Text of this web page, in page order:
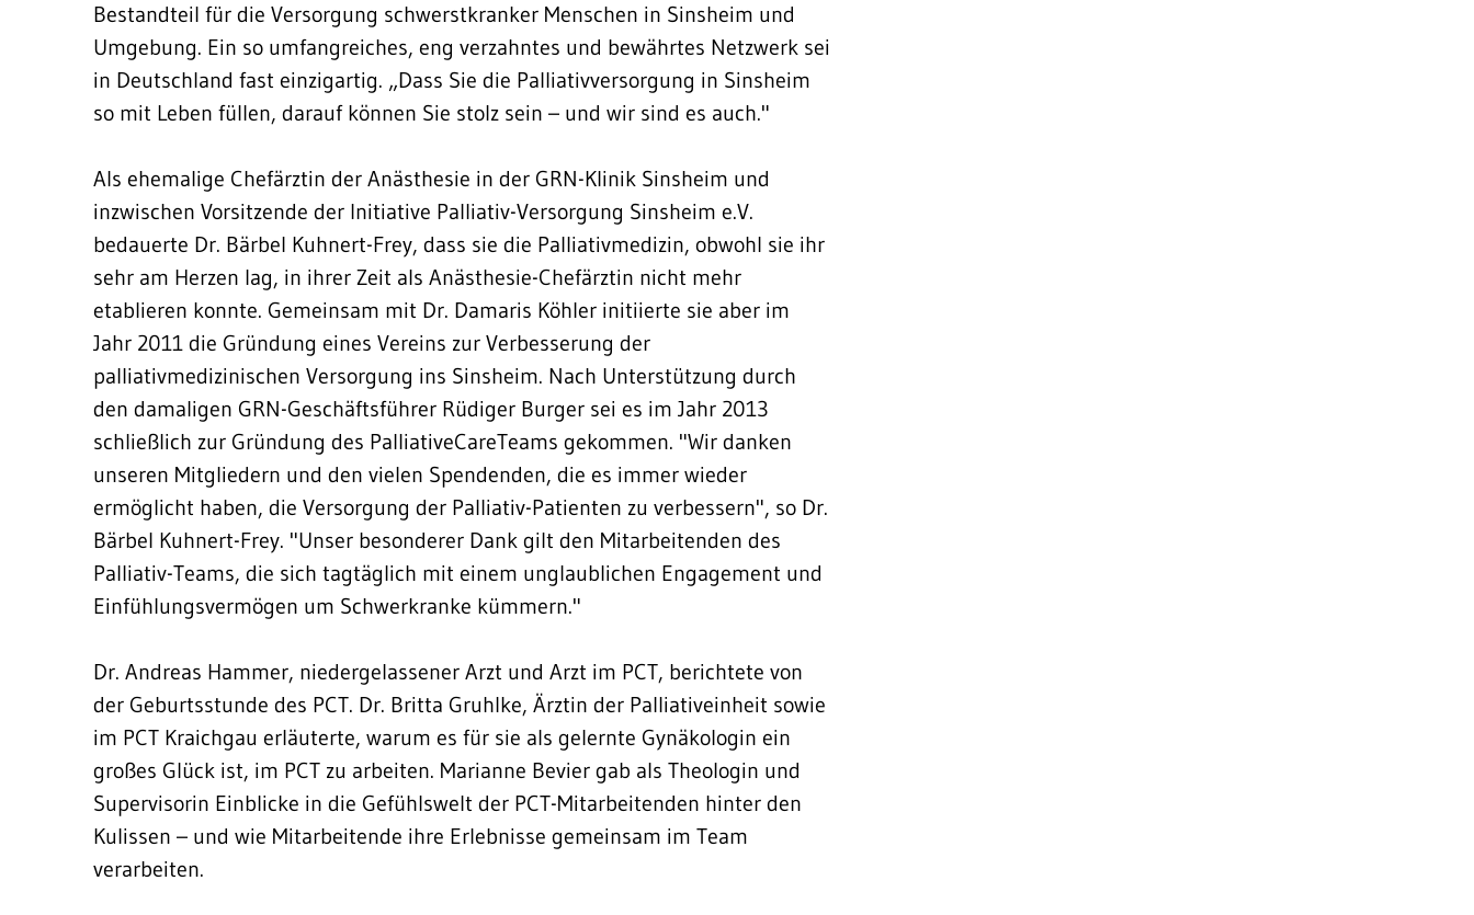
Bestandteil für die Versorgung schwerstkranker Menschen in Sinsheim und
Umgebung. Ein so umfangreiches, eng verzahntes und bewährtes Netzwerk sei
in Deutschland fast einzigartig. „Dass Sie die Palliativversorgung in Sinsheim
so mit Leben füllen, darauf können Sie stolz sein – und wir sind es auch."
Als ehemalige Chefärztin der Anästhesie in der GRN-Klinik Sinsheim und
inzwischen Vorsitzende der Initiative Palliativ-Versorgung Sinsheim e.V.
bedauerte Dr. Bärbel Kuhnert-Frey, dass sie die Palliativmedizin, obwohl sie ihr
sehr am Herzen lag, in ihrer Zeit als Anästhesie-Chefärztin nicht mehr
etablieren konnte. Gemeinsam mit Dr. Damaris Köhler initiierte sie aber im
Jahr 2011 die Gründung eines Vereins zur Verbesserung der
palliativmedizinischen Versorgung ins Sinsheim. Nach Unterstützung durch
den damaligen GRN-Geschäftsführer Rüdiger Burger sei es im Jahr 2013
schließlich zur Gründung des PalliativeCareTeams gekommen. "Wir danken
unseren Mitgliedern und den vielen Spendenden, die es immer wieder
ermöglicht haben, die Versorgung der Palliativ-Patienten zu verbessern", so Dr.
Bärbel Kuhnert-Frey. "Unser besonderer Dank gilt den Mitarbeitenden des
Palliativ-Teams, die sich tagtäglich mit einem unglaublichen Engagement und
Einfühlungsvermögen um Schwerkranke kümmern."
Dr. Andreas Hammer, niedergelassener Arzt und Arzt im PCT, berichtete von
der Geburtsstunde des PCT. Dr. Britta Gruhlke, Ärztin der Palliativeinheit sowie
im PCT Kraichgau erläuterte, warum es für sie als gelernte Gynäkologin ein
großes Glück ist, im PCT zu arbeiten. Marianne Bevier gab als Theologin und
Supervisorin Einblicke in die Gefühlswelt der PCT-Mitarbeitenden hinter den
Kulissen – und wie Mitarbeitende ihre Erlebnisse gemeinsam im Team
verarbeiten.